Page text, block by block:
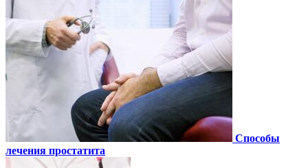
Способы
лечения простатита